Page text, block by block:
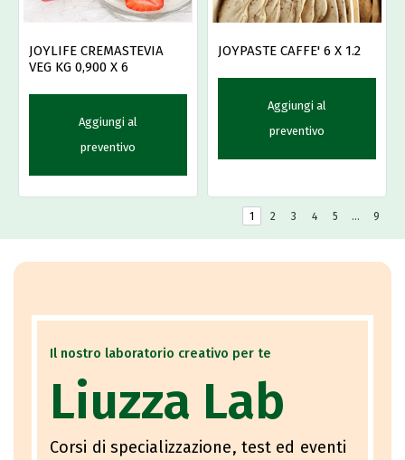
JOYLIFE CREMASTEVIA
VEG KG 0,900 X 6
Aggiungi al
preventivo
JOYPASTE CAFFE' 6 X 1.2
Aggiungi al
preventivo
1 2 3 4 5 … 9
Il nostro laboratorio creativo per te
Liuzza Lab
Corsi di specializzazione, test ed eventi